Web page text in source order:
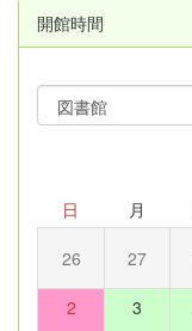
開館時間
日 月
26 27
2 3